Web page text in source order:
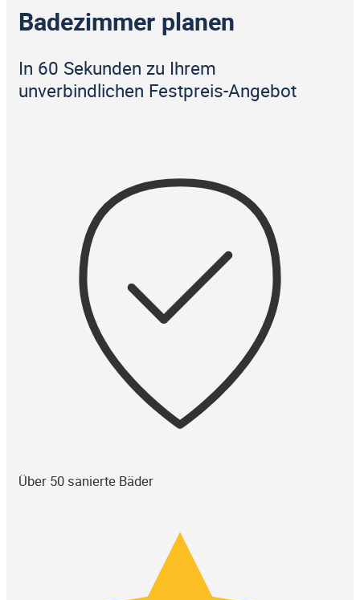
Badezimmer planen
In 60 Sekunden zu Ihrem
unverbindlichen Festpreis-Angebot
Über 50 sanierte Bäder